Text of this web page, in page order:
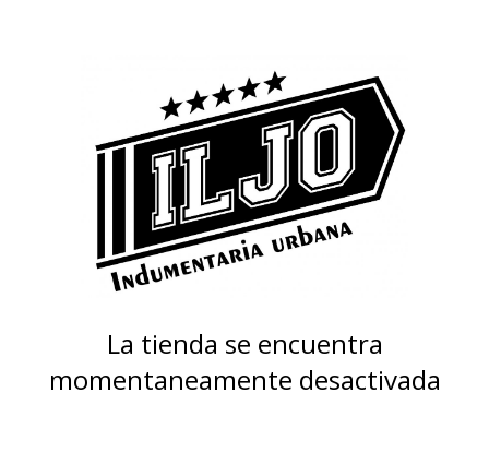
La tienda se encuentra
momentaneamente desactivada